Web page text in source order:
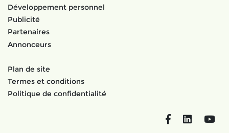
Développement personnel
Publicité
Partenaires
Annonceurs
Plan de site
Termes et conditions
Politique de confidentialité
FacebookLinkedIn